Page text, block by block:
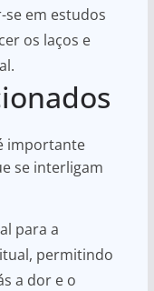
em estudos
os laços e
importante
se interligam
para a
permitindo
a dor e o